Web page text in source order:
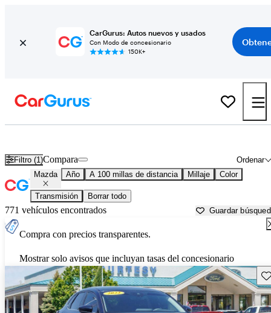
CarGurus: Autos nuevos y usados
Con Modo de concesionario
150K+
Filtro (1) Ordenar
Compara
Mazda Año A 100 millas de distancia Millaje Color
Transmisión Borrar todo
771 vehículos encontrados Guardar
Compra con precios transparentes.
Mostrar solo avisos que incluyan tasas del concesionario